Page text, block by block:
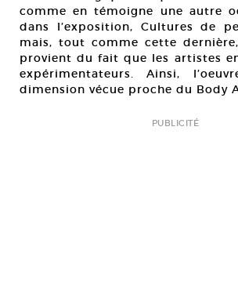
comme en témoigne une autre
dans l’exposition, Cultures de
mais, tout comme cette
provient du fait que les artistes
expérimentateurs. Ainsi,
dimension vécue proche du Body
PUBLICITÉ